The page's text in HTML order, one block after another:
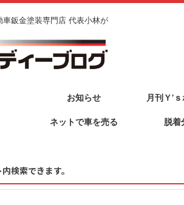
車鈑金塗装専門店 代表小林が
お知らせ 月刊Ｙ’
ネットで車を売る 脱着
検索できます。